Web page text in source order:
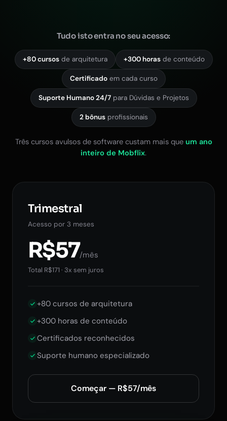
Tudo isto entra no seu acesso:
+80 cursosde arquitetura +300 horasde conteúdo
Certificadoem cada curso
Suporte Humano 24/7para Dúvidas e Projetos
2 bônusprofissionais
Três cursos avulsos de software custam mais que um ano
inteiro de Mobflix.
Trimestral
Acesso por 3 meses
R$57/mês
Total R$171 · 3x sem juros
+80 cursos de arquitetura
+300 horas de conteúdo
Certificados reconhecidos
Suporte humano especializado
Começar — R$57/mês